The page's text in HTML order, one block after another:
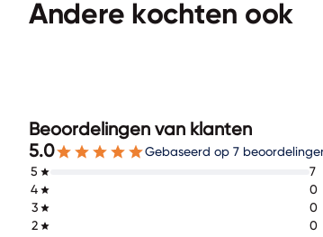
Andere kochten ook
Beoordelingen van klanten
5.0
Gebaseerd op 7
5
7
4
0
3
0
2
0